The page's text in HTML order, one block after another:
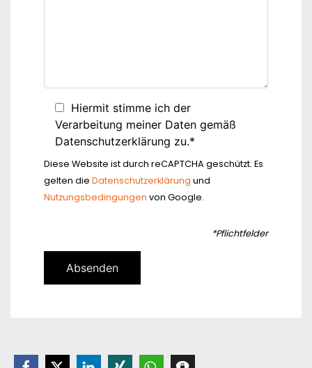
Hiermit stimme ich der
Verarbeitung meiner Daten gemäß
Datenschutzerklärung zu.*
Diese Website ist durch reCAPTCHA geschützt. Es
gelten die Datenschutzerklärung und
Nutzungsbedingungen von Google.
*Pflichtfelder